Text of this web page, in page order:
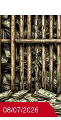
08/07/2026